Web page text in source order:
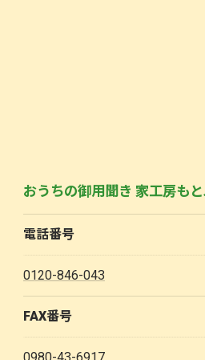
おうちの御用聞き 家工房も
電話番号
0120-846-043
FAX番号